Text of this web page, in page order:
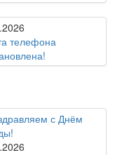
телефона